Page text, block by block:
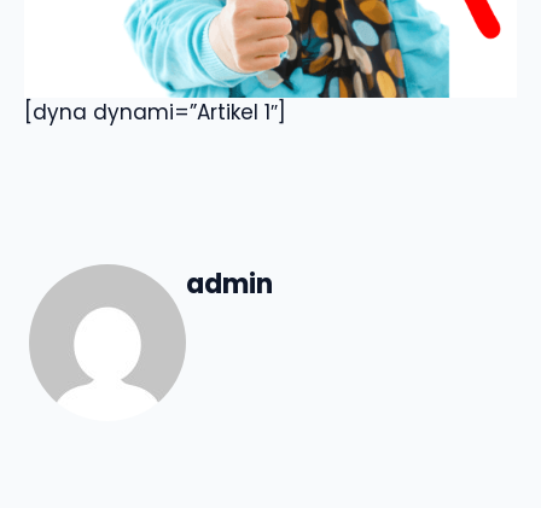
[dyna dynami=”Artikel 1″]
admin